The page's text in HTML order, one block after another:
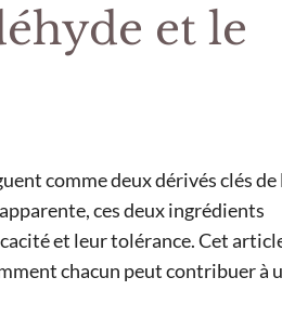
et le
comme deux dérivés clés de
ces deux ingrédients
et leur tolérance. Cet
chacun peut contribuer à